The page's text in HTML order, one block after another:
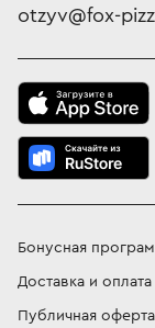
otzyv@fox-
Бонусная
Доставка и оплата
Публичная оферта